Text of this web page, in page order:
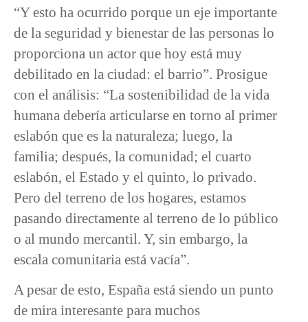
“Y esto ha ocurrido porque un eje importante
de la seguridad y bienestar de las personas lo
proporciona un actor que hoy está muy
debilitado en la ciudad: el barrio”. Prosigue
con el análisis: “La sostenibilidad de la vida
humana debería articularse en torno al primer
eslabón que es la naturaleza; luego, la
familia; después, la comunidad; el cuarto
eslabón, el Estado y el quinto, lo privado.
Pero del terreno de los hogares, estamos
pasando directamente al terreno de lo público
o al mundo mercantil. Y, sin embargo, la
escala comunitaria está vacía”.
A pesar de esto, España está siendo un punto
de mira interesante para muchos